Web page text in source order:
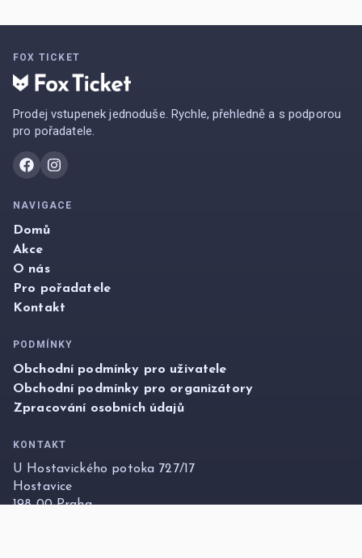
FOX TICKET
Prodej vstupenek jednoduše. Rychle, přehledně a s podporou
pro pořadatele.
NAVIGACE
Domů
Akce
O nás
Pro pořadatele
Kontakt
PODMÍNKY
Obchodní podmínky pro uživatele
Obchodní podmínky pro organizátory
Zpracování osobních údajů
KONTAKT
U Hostavického potoka 727/17
Hostavice
198 00 Praha